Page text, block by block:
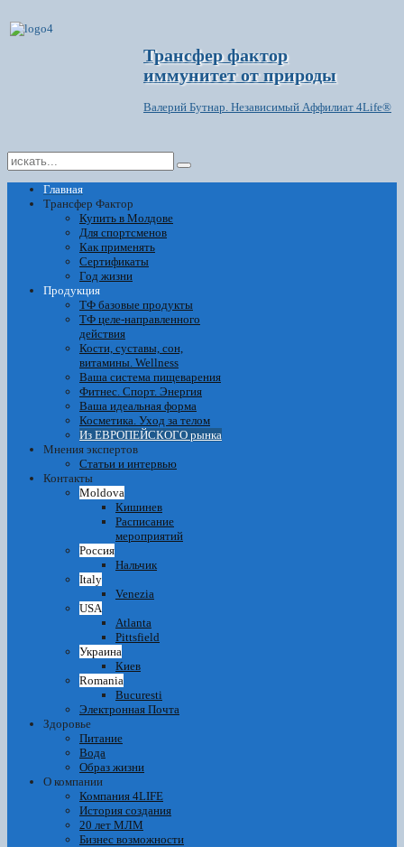
Трансфер фактор
иммунитет от природы
Валерий Бутнар. Независимый Аффилиат 4Life®
Главная
Трансфер Фактор
Купить в Молдове
Для спортсменов
Как применять
Сертификаты
Год жизни
Продукция
ТФ базовые продукты
ТФ целе-направленного
действия
Кости, суставы, сон,
витамины. Wellness
Ваша система пищеварения
Фитнес. Спорт. Энергия
Ваша идеальная форма
Косметика. Уход за телом
Из ЕВРОПЕЙСКОГО рынка
Мнения экспертов
Статьи и интервью
Контакты
Moldova
Кишинев
Расписание
мероприятий
Россия
Нальчик
Italy
Venezia
USA
Atlanta
Pittsfield
Украина
Киев
Romania
Bucuresti
Электронная Почта
Здоровье
Питание
Вода
Образ жизни
О компании
Компания 4LIFE
История создания
20 лет МЛМ
Бизнес возможности